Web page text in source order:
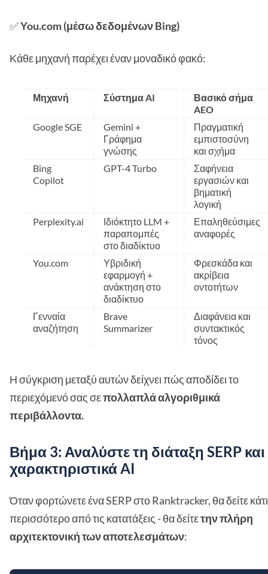
✅You.com (μέσω δεδομένων Bing)
Κάθε μηχανή παρέχει έναν μοναδικό φακό:
Μηχανή Σύστημα AI
Βασικό σήμα
AEO
Google SGE
Gemini +
Γράφημα
γνώσης
Πραγματική
εμπιστοσύνη
και σχήμα
Bing
Copilot
GPT-4 Turbo
Σαφήνεια
εργασιών και
βηματική
λογική
Perplexity.ai
Ιδιόκτητο LLM +
παραπομπές
στο διαδίκτυο
Επαληθεύσιμες
αναφορές
You.com
Υβριδική
εφαρμογή +
ανάκτηση στο
διαδίκτυο
Φρεσκάδα και
ακρίβεια
οντοτήτων
Γενναία
αναζήτηση
Brave
Summarizer
Διαφάνεια και
συντακτικός
τόνος
Η σύγκριση μεταξύ αυτών δείχνει πώς αποδίδει το
περιεχόμενό σας σεπολλαπλά αλγοριθμικά
περιβάλλοντα.
Βήμα 3: Αναλύστε τη διάταξη SERP και
χαρακτηριστικά AI
Όταν φορτώνετε ένα SERP στο Ranktracker, θα δείτε κάτι
περισσότερο από τις κατατάξεις - θα δείτετην πλήρη
αρχιτεκτονική των αποτελεσμάτων: